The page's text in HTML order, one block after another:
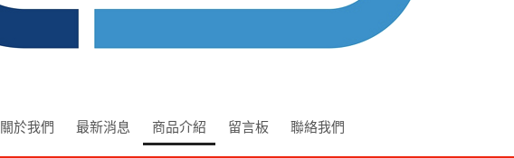
關於我們 最新消息 商品介紹 留言板 聯絡我們